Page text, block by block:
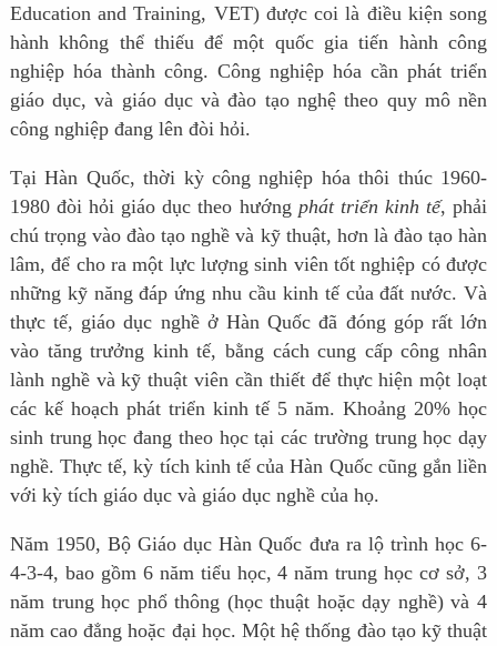
Education and Training, VET) được coi là điều kiện song
hành không thể thiếu để một quốc gia tiến hành công
nghiệp hóa thành công. Công nghiệp hóa cần phát triển
giáo dục, và giáo dục và đào tạo nghệ theo quy mô nền
công nghiệp đang lên đòi hỏi.
Tại Hàn Quốc, thời kỳ công nghiệp hóa thôi thúc 1960-
1980 đòi hỏi giáo dục theo hướng phát triển kinh tế, phải
chú trọng vào đào tạo nghề và kỹ thuật, hơn là đào tạo hàn
lâm, để cho ra một lực lượng sinh viên tốt nghiệp có được
những kỹ năng đáp ứng nhu cầu kinh tế của đất nước. Và
thực tế, giáo dục nghề ở Hàn Quốc đã đóng góp rất lớn
vào tăng trưởng kinh tế, bằng cách cung cấp công nhân
lành nghề và kỹ thuật viên cần thiết để thực hiện một loạt
các kế hoạch phát triển kinh tế 5 năm. Khoảng 20% học
sinh trung học đang theo học tại các trường trung học dạy
nghề. Thực tế, kỳ tích kinh tế của Hàn Quốc cũng gắn liền
với kỳ tích giáo dục và giáo dục nghề của họ.
Năm 1950, Bộ Giáo dục Hàn Quốc đưa ra lộ trình học 6-
4-3-4, bao gồm 6 năm tiểu học, 4 năm trung học cơ sở, 3
năm trung học phổ thông (học thuật hoặc dạy nghề) và 4
năm cao đẳng hoặc đại học. Một hệ thống đào tạo kỹ thuật